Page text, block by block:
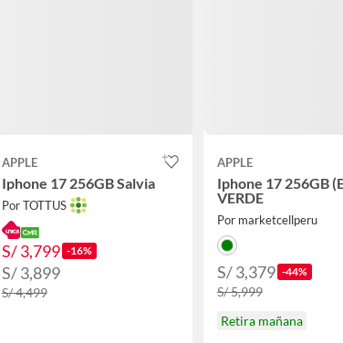
APPLE
Iphone 17 256GB Salvia
Por TOTTUS
S/ 3,799 -16%
S/ 3,899
S/ 4,499
APPLE
Iphone 17 256GB
VERDE
Por marketcellperu
S/ 3,379 -44%
S/ 5,999
Retira mañana